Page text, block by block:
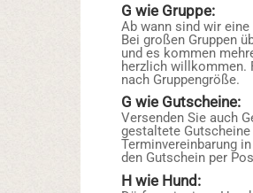
G wie Gruppe:
Ab wann sind wir
Bei großen Gruppen
und es kommen
herzlich willkommen.
nach Gruppengröße.
G wie Gutscheine:
Versenden Sie auch
gestaltete
Terminvereinbarung
den Gutschein per
H wie Hund: